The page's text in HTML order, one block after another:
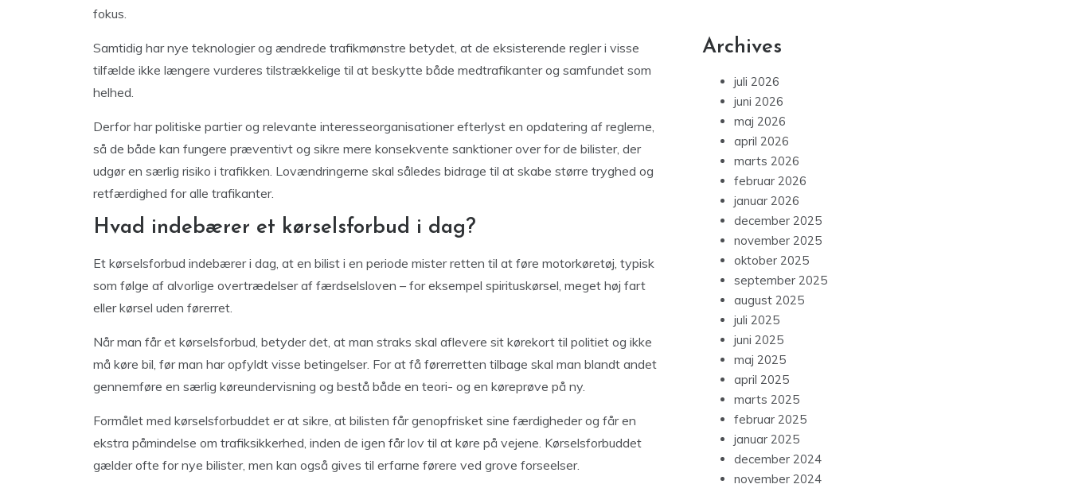
fokus.
Samtidig har nye teknologier og ændrede trafikmønstre betydet, at de eksisterende regler i visse
tilfælde ikke længere vurderes tilstrækkelige til at beskytte både medtrafikanter og samfundet som
helhed.
Derfor har politiske partier og relevante interesseorganisationer efterlyst en opdatering af reglerne,
så de både kan fungere præventivt og sikre mere konsekvente sanktioner over for de bilister, der
udgør en særlig risiko i trafikken. Lovændringerne skal således bidrage til at skabe større tryghed og
retfærdighed for alle trafikanter.
Hvad indebærer et kørselsforbud i dag?
Et kørselsforbud indebærer i dag, at en bilist i en periode mister retten til at føre motorkøretøj, typisk
som følge af alvorlige overtrædelser af færdselsloven – for eksempel spirituskørsel, meget høj fart
eller kørsel uden førerret.
Når man får et kørselsforbud, betyder det, at man straks skal aflevere sit kørekort til politiet og ikke
må køre bil, før man har opfyldt visse betingelser. For at få førerretten tilbage skal man blandt andet
gennemføre en særlig køreundervisning og bestå både en teori- og en køreprøve på ny.
Formålet med kørselsforbuddet er at sikre, at bilisten får genopfrisket sine færdigheder og får en
ekstra påmindelse om trafiksikkerhed, inden de igen får lov til at køre på vejene. Kørselsforbuddet
gælder ofte for nye bilister, men kan også gives til erfarne førere ved grove forseelser.
Archives
juli 2026
juni 2026
maj 2026
april 2026
marts 2026
februar 2026
januar 2026
december 2025
november 2025
oktober 2025
september 2025
august 2025
juli 2025
juni 2025
maj 2025
april 2025
marts 2025
februar 2025
januar 2025
december 2024
november 2024